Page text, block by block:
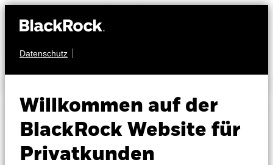
Datenschutz
Willkommen auf der
BlackRock Website für
Privatkunden
Website nicht verfugbar.
Über BlackRock